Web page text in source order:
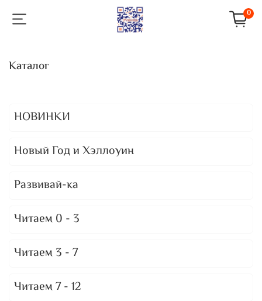
0
Каталог
НОВИНКИ
Новый Год и Хэллоуин
Развивай-ка
Читаем 0 - 3
Читаем 3 - 7
Читаем 7 - 12